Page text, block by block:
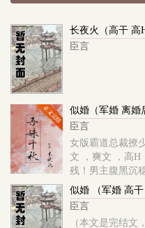
长夜火（高干 高
臣言
似婚（军婚 离婚
臣言
女版霸道总裁撩
文 ，爽文 ，高H
残！男主腹黑沉
情向肉文，言情
入。文案：男主
暖（聪明情商高
似婚 （军婚 高干
臣言
（本文是完结文